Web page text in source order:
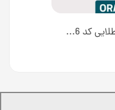
دیوارپوش ماربل شیت رنگ طلایی کد 17086 [انبار تهران]